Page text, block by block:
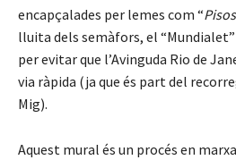
encapçalades per lemes com “
lluita dels semàfors, el
per evitar que l’Avinguda Rio de
via ràpida (ja que és part del
Mig).
Aquest mural és un procés en